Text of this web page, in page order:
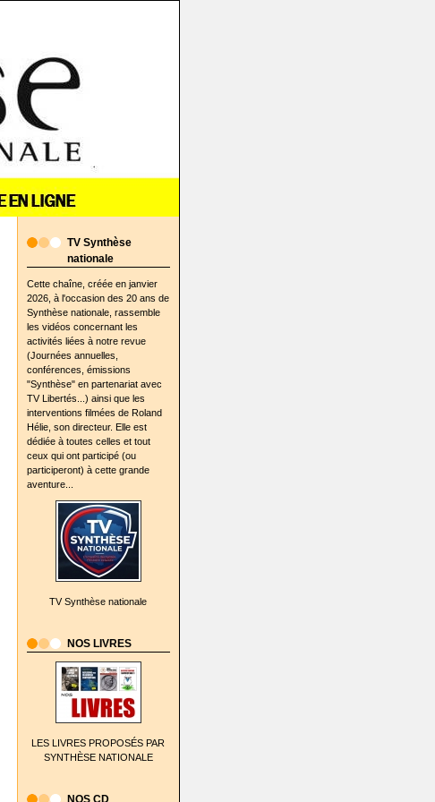
TV Synthèse
nationale
Cette chaîne, créée en janvier
2026, à l'occasion des 20 ans de
Synthèse nationale, rassemble
les vidéos concernant les
activités liées à notre revue
(Journées annuelles,
conférences, émissions
"Synthèse" en partenariat avec
TV Libertés...) ainsi que les
interventions filmées de Roland
Hélie, son directeur. Elle est
dédiée à toutes celles et tout
ceux qui ont participé (ou
participeront) à cette grande
aventure...
TV Synthèse nationale
NOS LIVRES
LES LIVRES PROPOSÉS PAR
SYNTHÈSE NATIONALE
NOS CD